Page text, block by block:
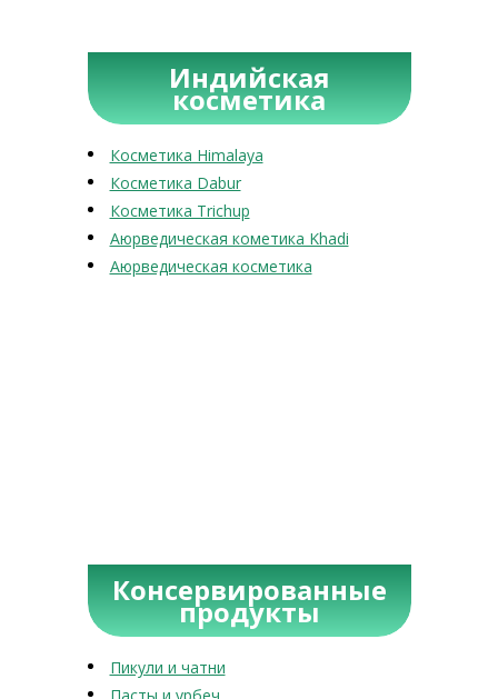
Индийская
косметика
Косметика Himalaya
Косметика Dabur
Косметика Trichup
Аюрведическая кометика Khadi
Аюрведическая косметика
Консервированные
продукты
Пикули и чатни